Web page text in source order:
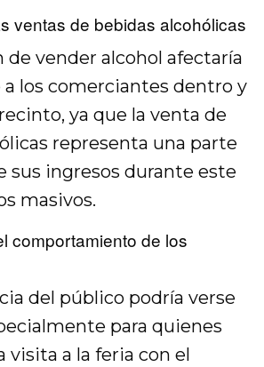
ventas de bebidas alcohólicas
de vender alcohol afectaría
los comerciantes dentro y
ya que la venta de
representa una parte
sus ingresos durante este
masivos.
comportamiento de los
del público podría verse
para quienes
visita a la feria con el